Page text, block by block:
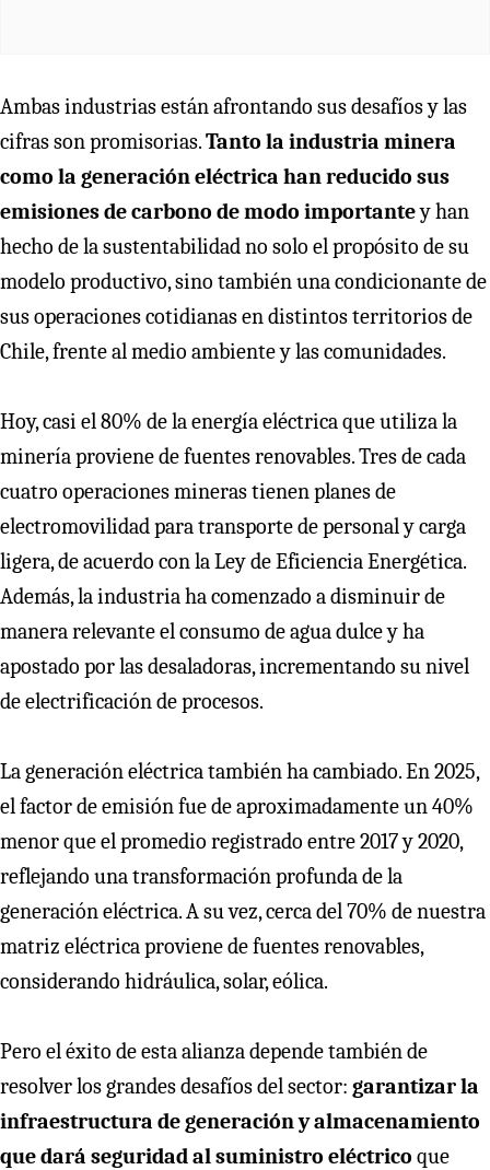
Ambas industrias están afrontando sus desafíos y las
cifras son promisorias.Tanto la industria minera
como la generación eléctrica han reducido sus
emisiones de carbono de modo importantey han
hecho de la sustentabilidad no solo el propósito de su
modelo productivo, sino también una condicionante de
sus operaciones cotidianas en distintos territorios de
Chile, frente al medio ambiente y las comunidades.
Hoy, casi el 80% de la energía eléctrica que utiliza la
minería proviene de fuentes renovables. Tres de cada
cuatro operaciones mineras tienen planes de
electromovilidad para transporte de personal y carga
ligera, de acuerdo con la Ley de Eficiencia Energética.
Además, la industria ha comenzado a disminuir de
manera relevante el consumo de agua dulce y ha
apostado por las desaladoras, incrementando su nivel
de electrificación de procesos.
La generación eléctrica también ha cambiado. En 2025,
el factor de emisión fue de aproximadamente un 40%
menor que el promedio registrado entre 2017 y 2020,
reflejando una transformación profunda de la
generación eléctrica. A su vez, cerca del 70% de nuestra
matriz eléctrica proviene de fuentes renovables,
considerando hidráulica, solar, eólica.
Pero el éxito de esta alianza depende también de
resolver los grandes desafíos del sector: garantizar la
infraestructura de generación y almacenamiento
que dará seguridad al suministro eléctrico que